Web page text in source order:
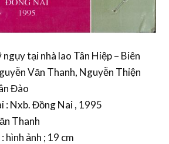
ngụy tại nhà lao Tân Hiệp – Biên
Văn Thanh, Nguyễn Thiện
Đào
: Nxb. Đồng Nai , 1995
Thanh
hình ảnh ; 19 cm